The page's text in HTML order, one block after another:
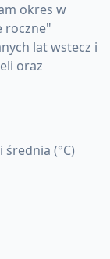
okres w
roczne"
lat wstecz i
oraz
(°C)